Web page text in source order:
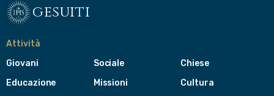
gesuiti
Attività
Giovani
Educazione
Sociale
Missioni
Chiese
Cultura